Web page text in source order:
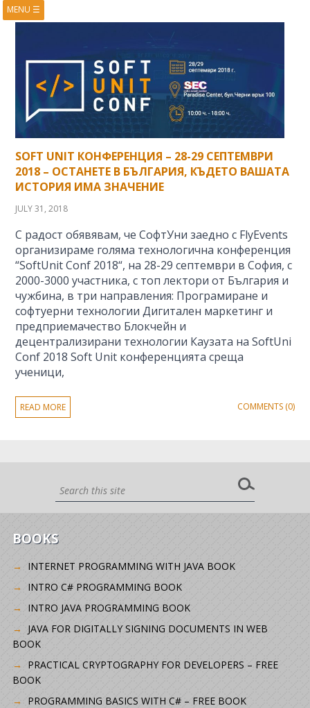
MENU ☰
COURSES
PRESENTATIONS
RESEARCH
PUBLICATIONS
CONTACTS
RSS FEED
SOFT UNIT КОНФЕРЕНЦИЯ – 28-29 СЕПТЕМВРИ
2018 – ОСТАНЕТЕ В БЪЛГАРИЯ, КЪДЕТО ВАШАТА
ИСТОРИЯ ИМА ЗНАЧЕНИЕ
JULY 31, 2018
С радост обявявам, че СофтУни заедно с FlyEvents
организираме голяма технологична конференция
“SoftUnit Conf 2018“, на 28-29 септември в София, с
2000-3000 участника, с топ лектори от България и
чужбина, в три направления: Програмиране и
софтуерни технологии Дигитален маркетинг и
предприемачество Блокчейн и
децентрализирани технологии Каузата на SoftUni
Conf 2018 Soft Unit конференцията среща
ученици,
READ MORE COMMENTS (0)
BOOKS
INTERNET PROGRAMMING WITH JAVA BOOK
INTRO C# PROGRAMMING BOOK
INTRO JAVA PROGRAMMING BOOK
JAVA FOR DIGITALLY SIGNING DOCUMENTS IN WEB
BOOK
PRACTICAL CRYPTOGRAPHY FOR DEVELOPERS – FREE
BOOK
PROGRAMMING BASICS WITH C# – FREE BOOK